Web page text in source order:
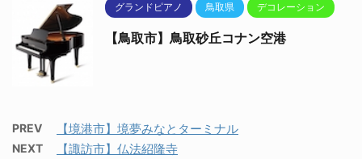
グランドピアノ 鳥取県 デコレーション
【鳥取市】鳥取砂丘コナン空港
PREV 【境港市】境夢みなとターミナル
NEXT 【諏訪市】仏法紹隆寺